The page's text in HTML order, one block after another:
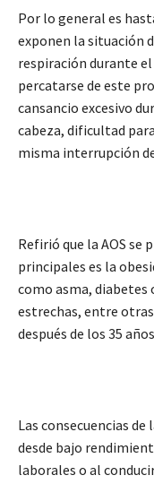
Por lo general es
exponen la situación
respiración durante
percatarse de este
cansancio excesivo
cabeza, dificultad
misma interrupción
Refirió que la AOS se
principales es la
como asma,
estrechas, entre
después de los 35
Las consecuencias
desde bajo
laborales o al